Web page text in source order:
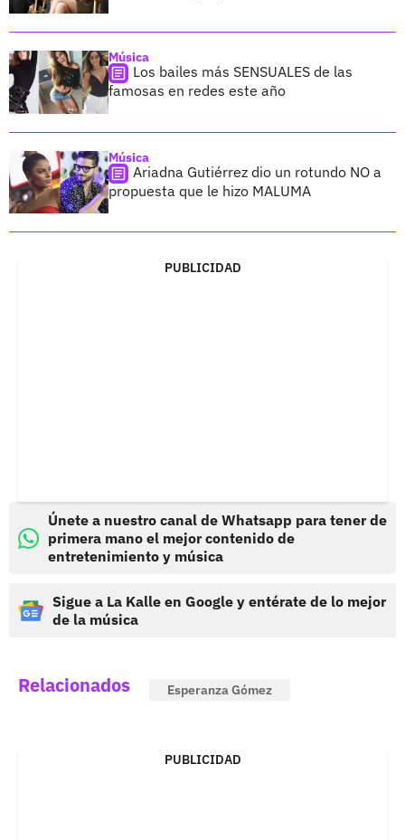
Música
Los bailes más SENSUALES de las
famosas en redes este año
Música
Ariadna Gutiérrez dio un rotundo NO a
propuesta que le hizo MALUMA
PUBLICIDAD
Únete a nuestro canal de Whatsapp para tener de
primera mano el mejor contenido de
entretenimiento y música
Sigue a La Kalle en Google y entérate de lo mejor
de la música
Relacionados Esperanza Gómez
PUBLICIDAD